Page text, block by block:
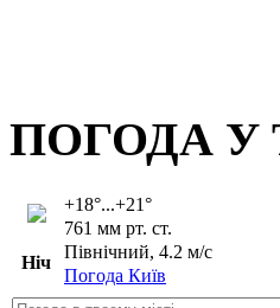
ПОГОДА У
+18°...+21°
761 мм рт. ст.
Північний, 4.2 м/с
Погода Київ
Ніч